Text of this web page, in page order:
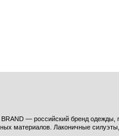
BRAND — российский бренд одежды,
материалов. Лаконичные